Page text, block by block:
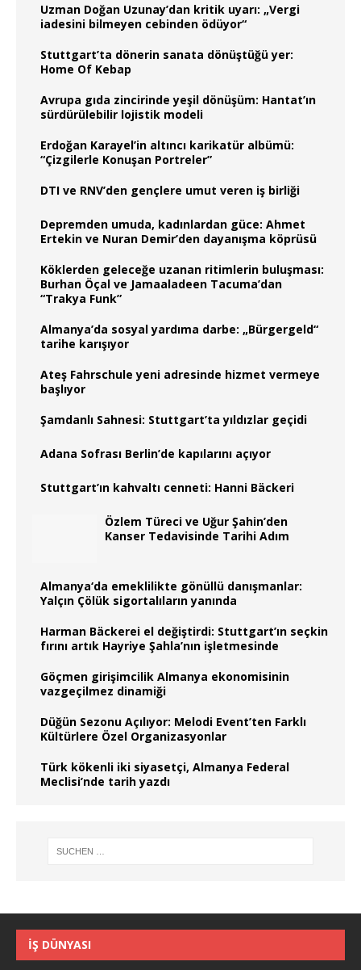
Uzman Doğan Uzunay’dan kritik uyarı: „Vergi
iadesini bilmeyen cebinden ödüyor“
Stuttgart’ta dönerin sanata dönüştüğü yer:
Home Of Kebap
Avrupa gıda zincirinde yeşil dönüşüm: Hantat’ın
sürdürülebilir lojistik modeli
Erdoğan Karayel’in altıncı karikatür albümü:
“Çizgilerle Konuşan Portreler”
DTI ve RNV’den gençlere umut veren iş birliği
Depremden umuda, kadınlardan güce: Ahmet
Ertekin ve Nuran Demir’den dayanışma köprüsü
Köklerden geleceğe uzanan ritimlerin buluşması:
Burhan Öçal ve Jamaaladeen Tacuma’dan
“Trakya Funk”
Almanya’da sosyal yardıma darbe: „Bürgergeld“
tarihe karışıyor
Ateş Fahrschule yeni adresinde hizmet vermeye
başlıyor
Şamdanlı Sahnesi: Stuttgart’ta yıldızlar geçidi
Adana Sofrası Berlin’de kapılarını açıyor
Stuttgart’ın kahvaltı cenneti: Hanni Bäckeri
Özlem Türeci ve Uğur Şahin’den
Kanser Tedavisinde Tarihi Adım
Almanya‘da emeklilikte gönüllü danışmanlar:
Yalçın Çölük sigortalıların yanında
Harman Bäckerei el değiştirdi: Stuttgart’ın seçkin
fırını artık Hayriye Şahla’nın işletmesinde
Göçmen girişimcilik Almanya ekonomisinin
vazgeçilmez dinamiği
Düğün Sezonu Açılıyor: Melodi Event’ten Farklı
Kültürlere Özel Organizasyonlar
Türk kökenli iki siyasetçi, Almanya Federal
Meclisi’nde tarih yazdı
İŞ DÜNYASI